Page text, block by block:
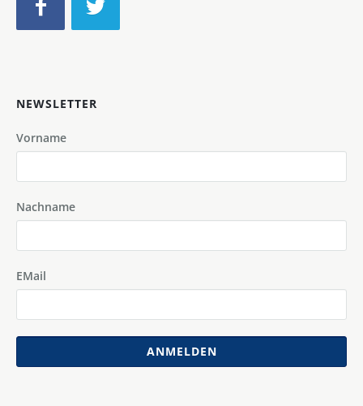
NEWSLETTER
Vorname
Nachname
EMail
ANMELDEN